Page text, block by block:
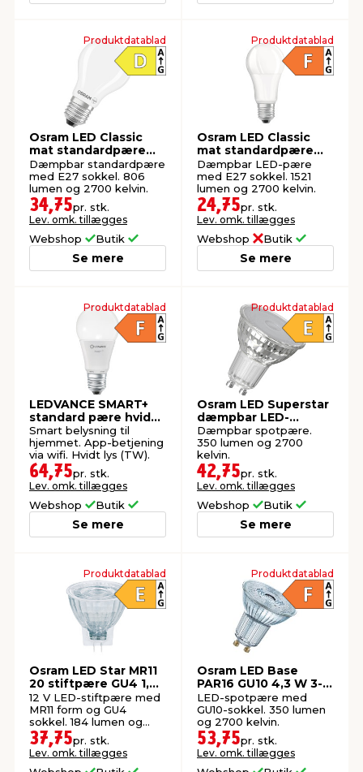
Produktdatablad
Osram LED Classic
mat standardpære
dæmpbar E27 7 W
Dæmpbar standardpære
med E27 sokkel. 806
lumen og 2700 kelvin.
34,75pr. stk.
Lev. omk. tillægges
Webshop Butik
Se mere
Produktdatablad
Osram LED Classic
mat standardpære
dæmpbar E27 14 W
Dæmpbar LED-pære
med E27 sokkel. 1521
lumen og 2700 kelvin.
24,75pr. stk.
Lev. omk. tillægges
Webshop Butik
Se mere
Produktdatablad
LEDVANCE SMART+
standard pære hvid
E27 9 W
Smart belysning til
hjemmet. App-betjening
via wifi. Hvidt lys (TW).
64,75pr. stk.
Lev. omk. tillægges
Webshop Butik
Se mere
Produktdatablad
Osram LED Superstar
dæmpbar LED-
spotpære GU10 3,7 W
Dæmpbar spotpære.
350 lumen og 2700
kelvin.
42,75pr. stk.
Lev. omk. tillægges
Webshop Butik
Se mere
Produktdatablad
Osram LED Star MR11
20 stiftpære GU4 1,8
W
12 V LED-stiftpære med
MR11 form og GU4
sokkel. 184 lumen og
2700 kelvin.
37,75pr. stk.
Lev. omk. tillægges
Produktdatablad
Osram LED Base
PAR16 GU10 4,3 W 3-
pk.
LED-spotpære med
GU10-sokkel. 350 lumen
og 2700 kelvin.
53,75pr. stk.
Lev. omk. tillægges